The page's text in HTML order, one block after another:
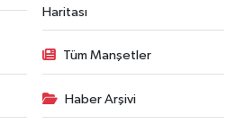
Haritası
Tüm Manşetler
Haber Arşivi